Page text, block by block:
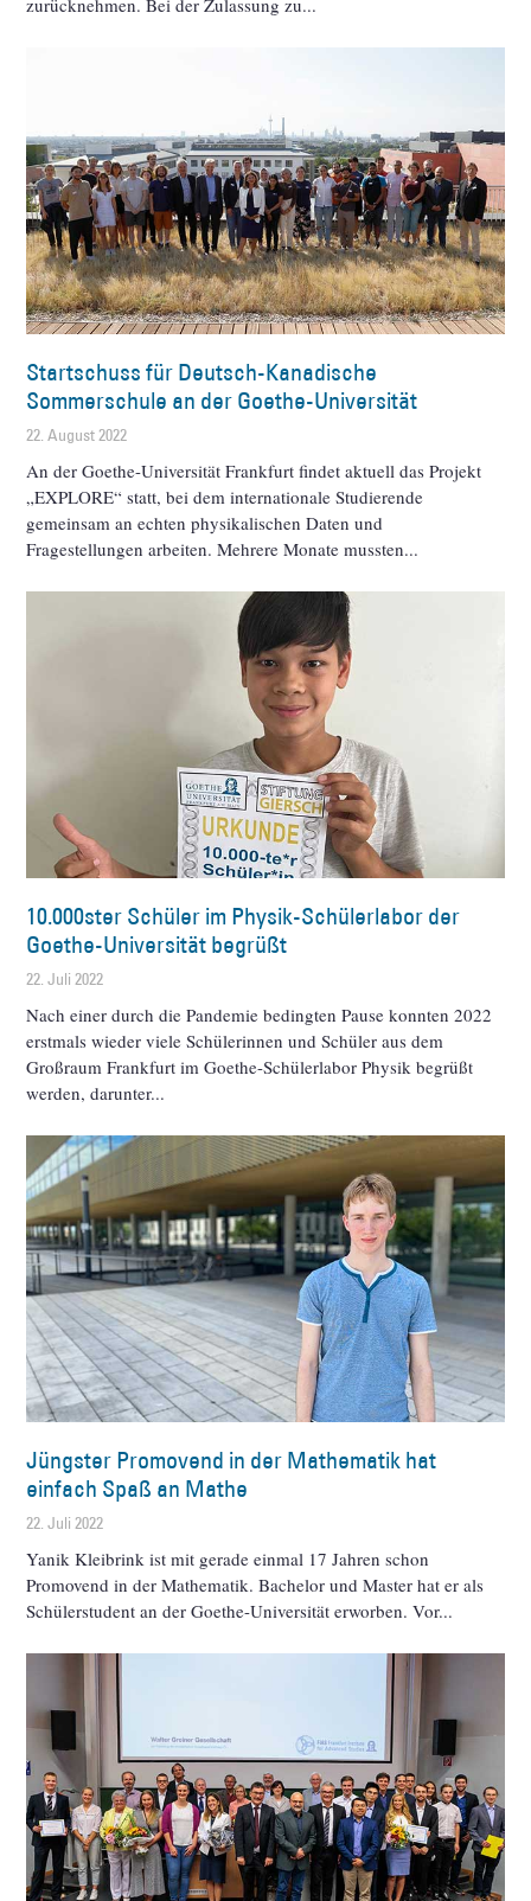
Startschuss für Deutsch-Kanadische
Sommerschule an der Goethe-Universität
22. August 2022
An der Goethe-Universität Frankfurt findet aktuell das Projekt
„EXPLORE“ statt, bei dem internationale Studierende
gemeinsam an echten physikalischen Daten und
Fragestellungen arbeiten. Mehrere Monate mussten
10.000ster Schüler im Physik-Schülerlabor der
Goethe-Universität begrüßt
22. Juli 2022
Nach einer durch die Pandemie bedingten Pause konnten 2022
erstmals wieder viele Schülerinnen und Schüler aus dem
Großraum Frankfurt im Goethe-Schülerlabor Physik begrüßt
werden, darunter
Jüngster Promovend in der Mathematik hat
einfach Spaß an Mathe
22. Juli 2022
Yanik Kleibrink ist mit gerade einmal 17 Jahren schon
Promovend in der Mathematik. Bachelor und Master hat er als
Schülerstudent an der Goethe-Universität erworben. Vor